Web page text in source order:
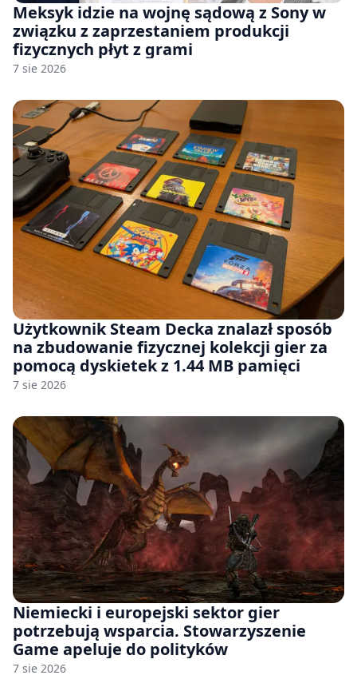
Meksyk idzie na wojnę sądową z Sony w
związku z zaprzestaniem produkcji
fizycznych płyt z grami
7 sie 2026
Użytkownik Steam Decka znalazł sposób
na zbudowanie fizycznej kolekcji gier za
pomocą dyskietek z 1.44 MB pamięci
7 sie 2026
Niemiecki i europejski sektor gier
potrzebują wsparcia. Stowarzyszenie
Game apeluje do polityków
7 sie 2026